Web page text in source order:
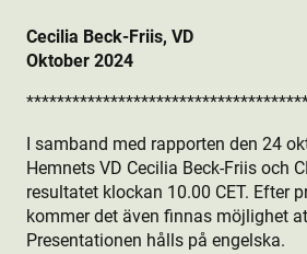
Cecilia Beck-Friis, VD
Oktober 2024
I samband med rapporten den 24
Hemnets VD Cecilia Beck-Friis och
resultatet klockan 10.00 CET. Efter
kommer det även finnas möjlighet
Presentationen hålls på engelska.